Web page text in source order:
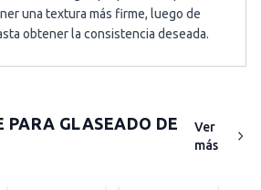
una textura más firme, luego de
obtener la consistencia deseada.
PARA GLASEADO DE
Ver
más